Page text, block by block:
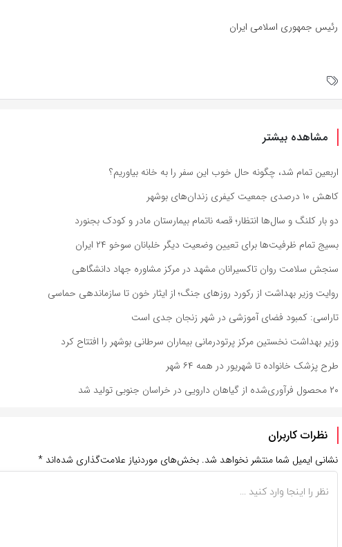
رئیس جمهوری اسلامی ایران
مشاهده بیشتر
اربعین تمام شد، چگونه حال خوب این سفر را به خانه بیاوریم؟
کاهش ۱۰ درصدی جمعیت کیفری زندان‌های بوشهر
دو بار کلنگ و سال‌ها انتظار؛ قصه ناتمام بیمارستان مادر و کودک بجنورد
بسیج تمام ظرفیت‌ها برای تعیین وضعیت دیگر خلبانان سوخو ۲۴ ایران
سنجش سلامت روان تاکسیرانان مشهد در مرکز مشاوره جهاد دانشگاهی
روایت وزیر بهداشت از رکورد روزهای جنگ؛ از ایثار خون تا سازماندهی حماسی
تاراسی: کمبود فضای آموزشی در شهر زنجان جدی است
وزیر بهداشت نخستین مرکز پرتودرمانی بیماران سرطانی بوشهر را افتتاح کرد
طرح پزشک خانواده تا شهریور در همه ۶۴ شهر
۲۰ محصول فرآوری‌شده از گیاهان دارویی در خراسان جنوبی تولید شد
نظرات کاربران
نشانی ایمیل شما منتشر نخواهد شد. بخش‌های موردنیاز علامت‌گذاری شده‌اند *